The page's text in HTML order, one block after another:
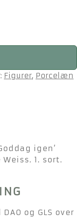
Figurer, Porcelæn
igen’
1. sort.
og GLS over